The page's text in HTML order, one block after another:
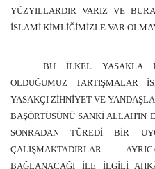
YÜZYILLARDIR VARIZ VE
İSLAMİ KİMLİĞİMİZLE VAR
BU İLKEL YASAKLA
OLDUĞUMUZ TARTIŞMALAR
YASAKÇI ZİHNİYET VE
BAŞÖRTÜSÜNÜ SANKİ ALLAH'IN
SONRADAN TÜREDİ BİR
ÇALIŞMAKTADIRLAR.
BAĞLANACAĞI İLE İLGİLİ